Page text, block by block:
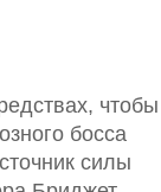
чтобы
босса
силы